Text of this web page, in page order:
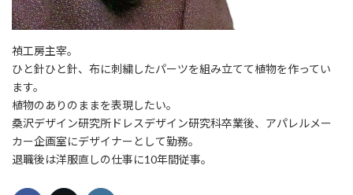
禎工房主宰。
ひと針ひと針、布に刺繍したパーツを組み立てて植物を作ってい
ます。
植物のありのままを表現したい。
桑沢デザイン研究所ドレスデザイン研究科卒業後、アパレルメー
カー企画室にデザイナーとして勤務。
退職後は洋服直しの仕事に10年間従事。